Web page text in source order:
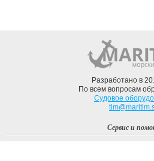
Разработано в
По всем вопросам
Судовое
Сервис и